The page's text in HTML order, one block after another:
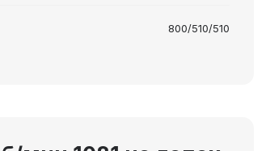
800/510/510